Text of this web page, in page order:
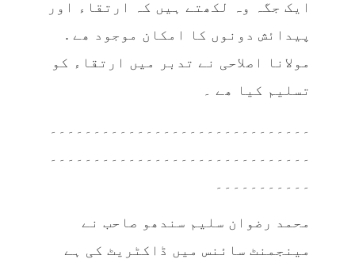
ایک جگہ وہ لکھتے ہیں کہ ارتقاء اور
پیدائش دونوں کا امکان موجود ھے .
مولانا اصلاحی نے تدبر میں ارتقاء کو
تسلیم کیا ھے ۔
۔۔۔۔۔۔۔۔۔۔۔۔۔۔۔۔۔۔۔۔۔۔۔۔۔۔۔۔۔۔
۔۔۔۔۔۔۔۔۔۔۔۔۔۔۔۔۔۔۔۔۔۔۔۔۔۔۔۔۔۔
۔۔۔۔۔۔۔۔۔۔۔
محمد رضوان سلیم سندھو صاحب نے
مینجمنٹ سائنس میں ڈاکٹریٹ کی ہے